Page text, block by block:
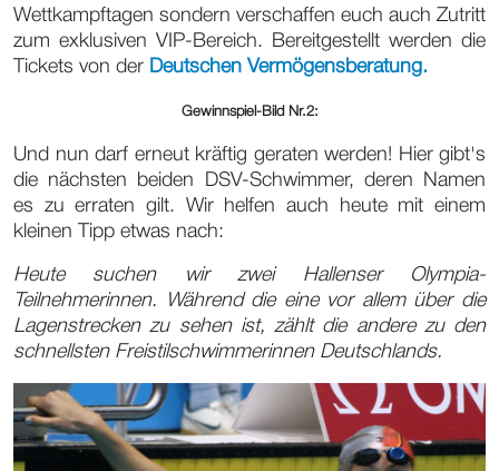
Wettkampftagen sondern verschaffen euch auch Zutritt
zum exklusiven VIP-Bereich. Bereitgestellt werden die
Tickets von der Deutschen Vermögensberatung.
Gewinnspiel-Bild Nr.2:
Und nun darf erneut kräftig geraten werden! Hier gibt's
die nächsten beiden DSV-Schwimmer, deren Namen
es zu erraten gilt. Wir helfen auch heute mit einem
kleinen Tipp etwas nach:
Heute suchen wir zwei Hallenser Olympia-
Teilnehmerinnen. Während die eine vor allem über die
Lagenstrecken zu sehen ist, zählt die andere zu den
schnellsten Freistilschwimmerinnen Deutschlands.